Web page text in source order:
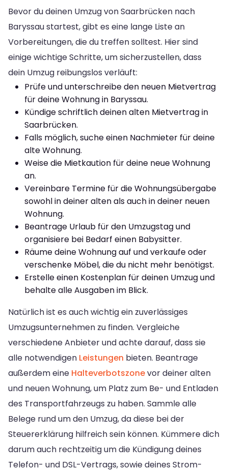
Bevor du deinen Umzug von Saarbrücken nach
Baryssau startest, gibt es eine lange Liste an
Vorbereitungen, die du treffen solltest. Hier sind
einige wichtige Schritte, um sicherzustellen, dass
dein Umzug reibungslos verläuft:
Prüfe und unterschreibe den neuen Mietvertrag
für deine Wohnung in Baryssau.
Kündige schriftlich deinen alten Mietvertrag in
Saarbrücken.
Falls möglich, suche einen Nachmieter für deine
alte Wohnung.
Weise die Mietkaution für deine neue Wohnung
an.
Vereinbare Termine für die Wohnungsübergabe
sowohl in deiner alten als auch in deiner neuen
Wohnung.
Beantrage Urlaub für den Umzugstag und
organisiere bei Bedarf einen Babysitter.
Räume deine Wohnung auf und verkaufe oder
verschenke Möbel, die du nicht mehr benötigst.
Erstelle einen Kostenplan für deinen Umzug und
behalte alle Ausgaben im Blick.
Natürlich ist es auch wichtig ein zuverlässiges
Umzugsunternehmen zu finden. Vergleiche
verschiedene Anbieter und achte darauf, dass sie
alle notwendigen Leistungen bieten. Beantrage
außerdem eine Halteverbotszonevor deiner alten
und neuen Wohnung, um Platz zum Be- und Entladen
des Transportfahrzeugs zu haben. Sammle alle
Belege rund um den Umzug, da diese bei der
Steuererklärung hilfreich sein können. Kümmere dich
darum auch rechtzeitig um die Kündigung deines
Telefon- und DSL-Vertrags, sowie deines Strom-